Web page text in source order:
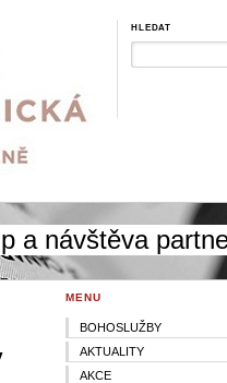
HLEDAT
a návštěva
MENU
BOHOSLUŽBY
AKTUALITY
AKCE